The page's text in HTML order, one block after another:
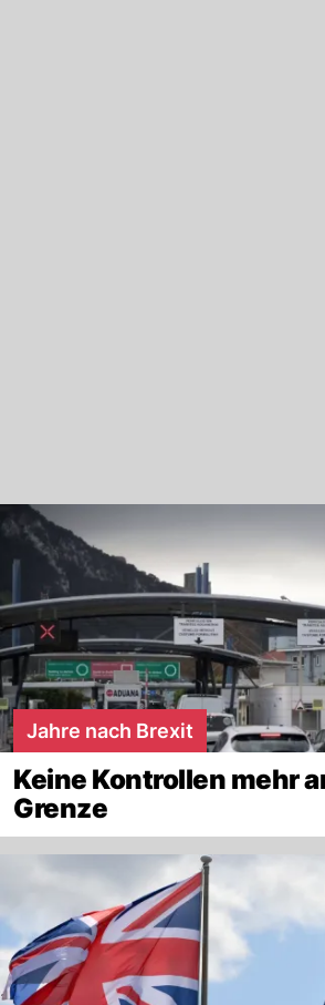
Jahre nach Brexit
Keine Kontrollen mehr
Grenze